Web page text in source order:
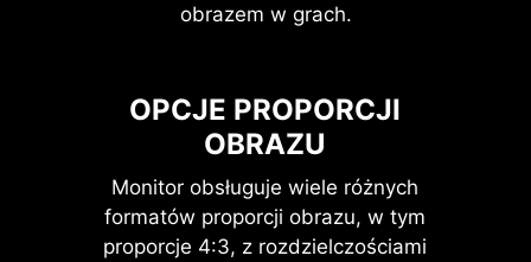
obrazem w grach.
OPCJE PROPORCJI
OBRAZU
Monitor obsługuje wiele różnych
formatów proporcji obrazu, w tym
proporcje 4:3, z rozdzielczościami